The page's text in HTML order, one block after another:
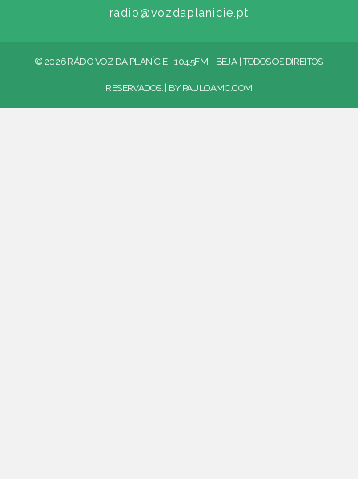
radio@vozdaplanicie.pt
© 2026 RÁDIO VOZ DA PLANÍCIE - 104.5FM - BEJA | TODOS OS DIREITOS
RESERVADOS. | BY PAULOAMC.COM